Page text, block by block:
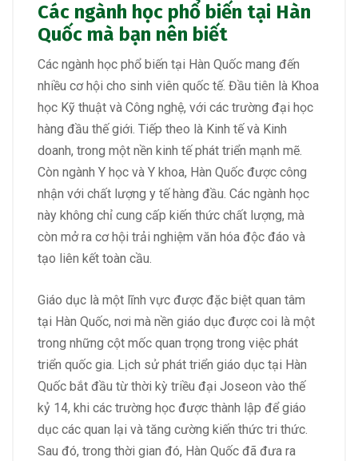
Các ngành học phổ biến tại Hàn
Quốc mà bạn nên biết
Các ngành học phổ biến tại Hàn Quốc mang đến
nhiều cơ hội cho sinh viên quốc tế. Đầu tiên là Khoa
học Kỹ thuật và Công nghệ, với các trường đại học
hàng đầu thế giới. Tiếp theo là Kinh tế và Kinh
doanh, trong một nền kinh tế phát triển mạnh mẽ.
Còn ngành Y học và Y khoa, Hàn Quốc được công
nhận với chất lượng y tế hàng đầu. Các ngành học
này không chỉ cung cấp kiến thức chất lượng, mà
còn mở ra cơ hội trải nghiệm văn hóa độc đáo và
tạo liên kết toàn cầu.
Giáo dục là một lĩnh vực được đặc biệt quan tâm
tại Hàn Quốc, nơi mà nền giáo dục được coi là một
trong những cột mốc quan trọng trong việc phát
triển quốc gia. Lịch sử phát triển giáo dục tại Hàn
Quốc bắt đầu từ thời kỳ triều đại Joseon vào thế
kỷ 14, khi các trường học được thành lập để giáo
dục các quan lại và tăng cường kiến thức tri thức.
Sau đó, trong thời gian đó, Hàn Quốc đã đưa ra